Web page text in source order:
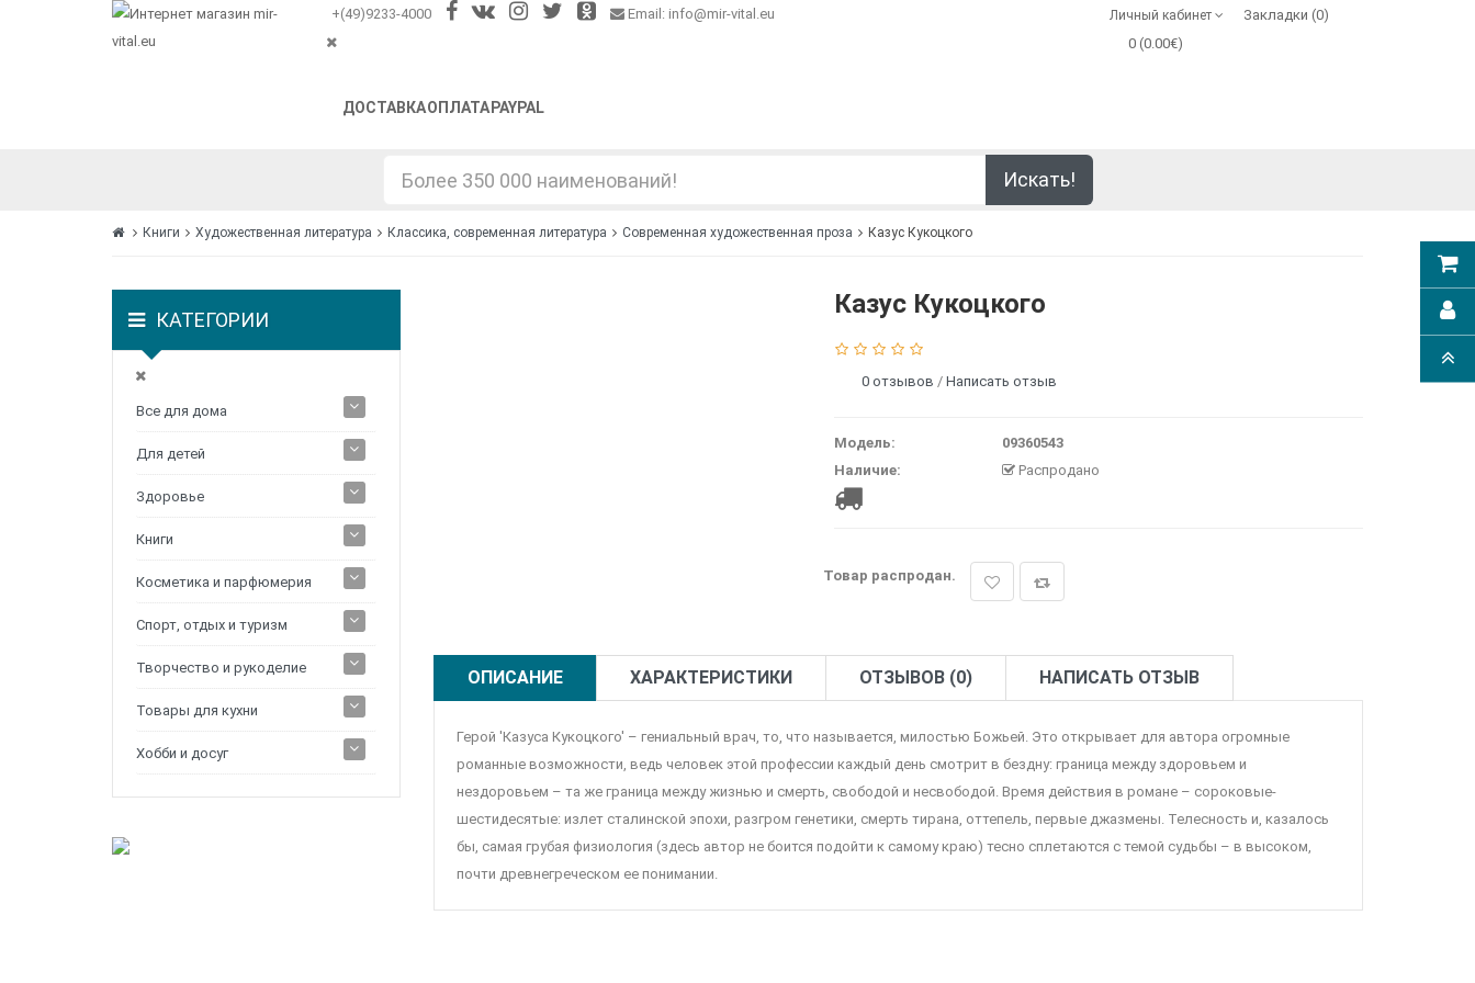
+(49)9233-4000 Email: info@mir-vital.eu Личный кабинет Закладки (0)
ДОСТАВКАОПЛАТА PAYPAL
0 (0.00€)
Искать!
Книги Художественная литература Классика, современная литература Современная художественная проза Казус Кукоцкого
КАТЕГОРИИ
Все для дома
Для детей
Здоровье
Книги
Косметика и парфюмерия
Спорт, отдых и туризм
Творчество и рукоделие
Товары для кухни
Хобби и досуг
Казус Кукоцкого
0 отзывов /Написать отзыв
Модель:
09360543
Наличие:
Распродано
Товар распродан.
ОПИСАНИЕ ХАРАКТЕРИСТИКИ ОТЗЫВОВ (0) НАПИСАТЬ ОТЗЫВ
Герой 'Казуса Кукоцкого' – гениальный врач, то, что называется, милостью Божьей. Это открывает для автора огромные
романные возможности, ведь человек этой профессии каждый день смотрит в бездну: граница между здоровьем и
нездоровьем – та же граница между жизнью и смерть, свободой и несвободой. Время действия в романе – сороковые-
шестидесятые: излет сталинской эпохи, разгром генетики, смерть тирана, оттепель, первые джазмены. Телесность и, казалось
бы, самая грубая физиология (здесь автор не боится подойти к самому краю) тесно сплетаются с темой судьбы – в высоком,
почти древнегреческом ее понимании.